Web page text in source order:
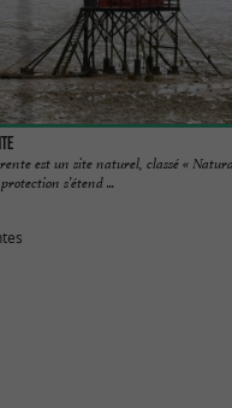
est un site naturel, classé « Natura
s’étend ...